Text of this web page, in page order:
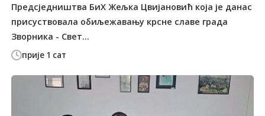
прије 1 сат
Предсједништва БиХ Жељка Цвијановић која је данас
присуствовала обиљежавању крсне славе града
Зворника - Свет...